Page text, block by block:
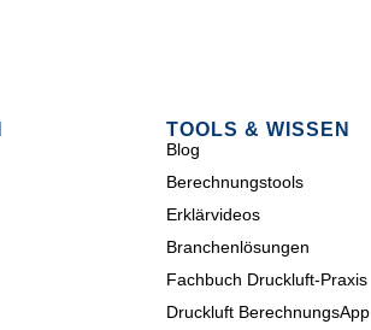
TOOLS & WISSEN
Blog
Berechnungstools
Erklärvideos
Branchenlösungen
Fachbuch Druckluft-Praxis
Druckluft BerechnungsApp